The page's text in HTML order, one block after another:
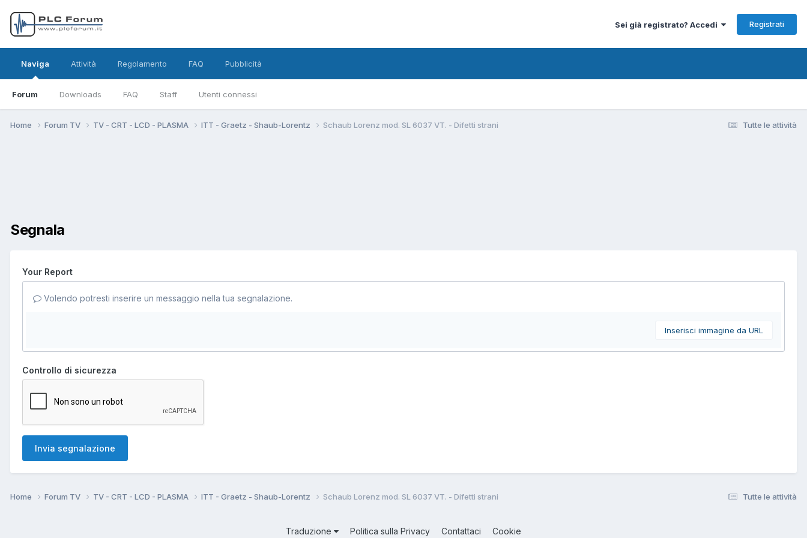
Sei già registrato? Accedi Registrati
Naviga
Forum Downloads FAQ Staff Utenti connessi
Attività Regolamento FAQ Pubblicità
Tutte le attività
Home Forum TV TV - CRT - LCD - PLASMA ITT - Graetz - Shaub-Lorentz Schaub Lorenz mod. SL 6037 VT. - Difetti strani
Segnala
Your Report
Volendo potresti inserire un messaggio nella tua segnalazione.
Inserisci immagine da URL
Controllo di sicurezza
Invia segnalazione
Tutte le attività
Home Forum TV TV - CRT - LCD - PLASMA ITT - Graetz - Shaub-Lorentz Schaub Lorenz mod. SL 6037 VT. - Difetti strani
Traduzione Politica sulla Privacy Contattaci Cookie